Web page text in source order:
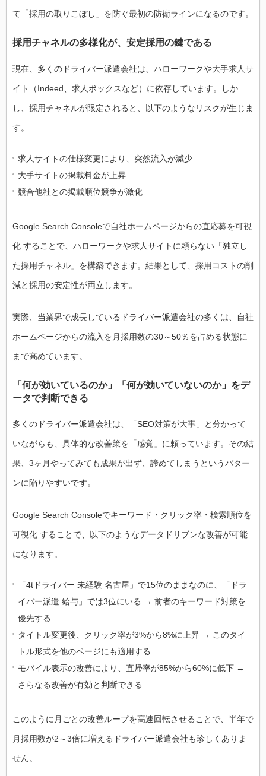
て「採用の取りこぼし」を防ぐ最初の防衛ラインになるのです。
採用チャネルの多様化が、安定採用の鍵である
現在、多くのドライバー派遣会社は、ハローワークや大手求人サ
イト（Indeed、求人ボックスなど）に依存しています。しか
し、採用チャネルが限定されると、以下のようなリスクが生じま
す。
求人サイトの仕様変更により、突然流入が減少
大手サイトの掲載料金が上昇
競合他社との掲載順位競争が激化
Google Search Consoleで自社ホームページからの直応募を可視
化 することで、ハローワークや求人サイトに頼らない「独立し
た採用チャネル」を構築できます。結果として、採用コストの削
減と採用の安定性が両立します。
実際、当業界で成長しているドライバー派遣会社の多くは、自社
ホームページからの流入を月採用数の30～50％を占める状態に
まで高めています。
「何が効いているのか」「何が効いていないのか」をデ
ータで判断できる
多くのドライバー派遣会社は、「SEO対策が大事」と分かって
いながらも、具体的な改善策を「感覚」に頼っています。その結
果、3ヶ月やってみても成果が出ず、諦めてしまうというパター
ンに陥りやすいです。
Google Search Consoleでキーワード・クリック率・検索順位を
可視化 することで、以下のようなデータドリブンな改善が可能
になります。
「4tドライバー 未経験 名古屋」で15位のままなのに、「ドラ
イバー派遣 給与」では3位にいる → 前者のキーワード対策を
優先する
タイトル変更後、クリック率が3%から8%に上昇 → このタイ
トル形式を他のページにも適用する
モバイル表示の改善により、直帰率が85%から60%に低下 →
さらなる改善が有効と判断できる
このように月ごとの改善ループを高速回転させることで、半年で
月採用数が2～3倍に増えるドライバー派遣会社も珍しくありま
せん。